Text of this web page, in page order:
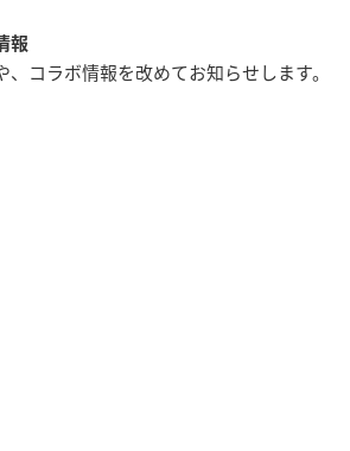
報
コラボ情報を改めてお知らせします。